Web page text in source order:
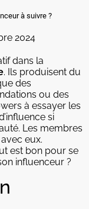
à suivre ?
2024
dans la
. Ils produisent du
des
ou des
à essayer les
si
Les membres
eux.
est bon pour se
influenceur ?